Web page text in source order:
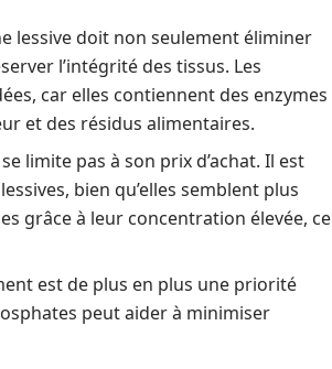
lessive doit non seulement éliminer
l’intégrité des tissus. Les
car elles contiennent des enzymes
et des résidus alimentaires.
limite pas à son prix d’achat. Il est
bien qu’elles semblent plus
grâce à leur concentration élevée, ce
est de plus en plus une priorité
peut aider à minimiser